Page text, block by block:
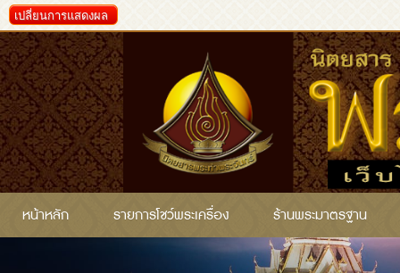
เปลี่ยนการแสดงผล
หน้าหลัก รายการโชว์พระเครื่อง ร้านพระมาตรฐาน